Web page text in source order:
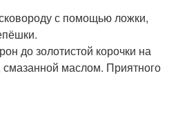
с помощью ложки,
до золотистой корочки на
смазанной маслом. Приятного